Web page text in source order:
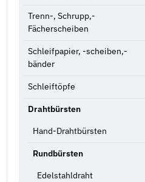
Trenn-, Schrupp,-
Fächerscheiben
Schleifpapier, -scheiben,-
bänder
Schleiftöpfe
Drahtbürsten
Hand-Drahtbürsten
Rundbürsten
Edelstahldraht